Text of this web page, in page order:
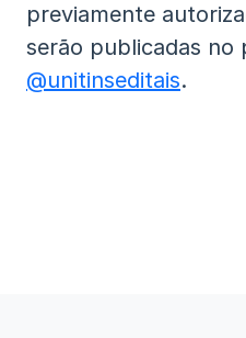
previamente
serão publicadas no
@unitinseditais.